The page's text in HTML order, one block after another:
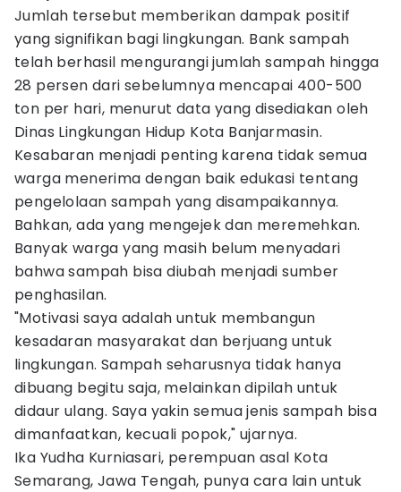
Jumlah tersebut memberikan dampak positif
yang signifikan bagi lingkungan. Bank sampah
telah berhasil mengurangi jumlah sampah hingga
28 persen dari sebelumnya mencapai 400-500
ton per hari, menurut data yang disediakan oleh
Dinas Lingkungan Hidup Kota Banjarmasin.
Kesabaran menjadi penting karena tidak semua
warga menerima dengan baik edukasi tentang
pengelolaan sampah yang disampaikannya.
Bahkan, ada yang mengejek dan meremehkan.
Banyak warga yang masih belum menyadari
bahwa sampah bisa diubah menjadi sumber
penghasilan.
"Motivasi saya adalah untuk membangun
kesadaran masyarakat dan berjuang untuk
lingkungan. Sampah seharusnya tidak hanya
dibuang begitu saja, melainkan dipilah untuk
didaur ulang. Saya yakin semua jenis sampah bisa
dimanfaatkan, kecuali popok," ujarnya.
Ika Yudha Kurniasari, perempuan asal Kota
Semarang, Jawa Tengah, punya cara lain untuk